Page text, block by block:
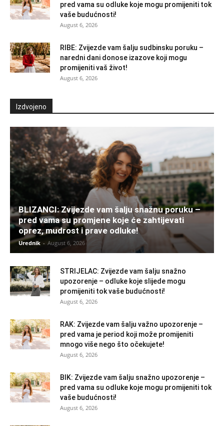
pred vama su odluke koje mogu promijeniti tok
vaše budućnosti!
August 6, 2026
RIBE: Zvijezde vam šalju sudbinsku poruku –
naredni dani donose izazove koji mogu
promijeniti vaš život!
August 6, 2026
Izdvojeno
BLIZANCI: Zvijezde vam šalju snažnu poruku –
pred vama su promjene koje će zahtijevati
oprez, mudrost i prave odluke!
Urednik - August 6, 2026
STRIJELAC: Zvijezde vam šalju snažno
upozorenje – odluke koje slijede mogu
promijeniti tok vaše budućnosti!
August 6, 2026
RAK: Zvijezde vam šalju važno upozorenje –
pred vama je period koji može promijeniti
mnogo više nego što očekujete!
August 6, 2026
BIK: Zvijezde vam šalju snažno upozorenje –
pred vama su odluke koje mogu promijeniti tok
vaše budućnosti!
August 6, 2026